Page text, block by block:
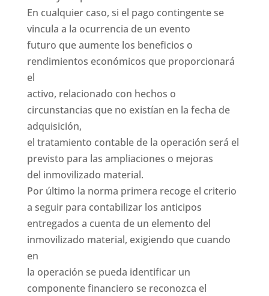
En cualquier caso, si el pago contingente se
vincula a la ocurrencia de un evento
futuro que aumente los beneficios o
rendimientos económicos que proporcionará
el
activo, relacionado con hechos o
circunstancias que no existían en la fecha de
adquisición,
el tratamiento contable de la operación será el
previsto para las ampliaciones o mejoras
del inmovilizado material.
Por último la norma primera recoge el criterio
a seguir para contabilizar los anticipos
entregados a cuenta de un elemento del
inmovilizado material, exigiendo que cuando
en
la operación se pueda identificar un
componente financiero se reconozca el